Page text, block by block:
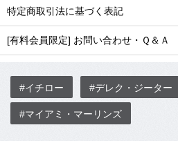
特定商取引法に基づく表記
[有料会員限定] お問い合わせ・Ｑ＆Ａ
#イチロー #デレク・ジーター
#マイアミ・マーリンズ